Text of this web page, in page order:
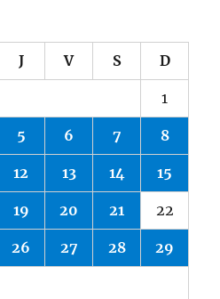
J V S D
1
5 6 7 8
12 13 14 15
19 20 21 22
26 27 28 29